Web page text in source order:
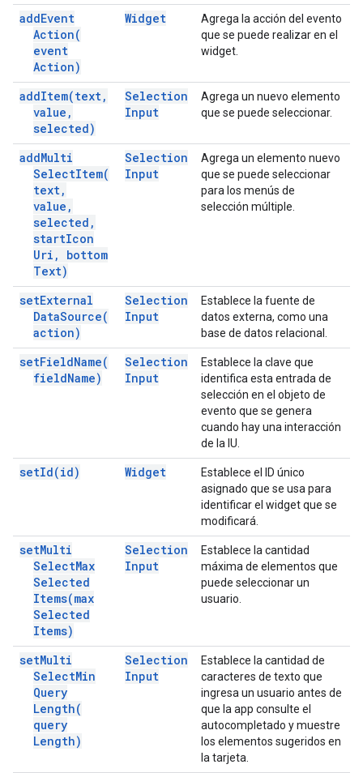
addEvent
Action(
event
Action)
Widget
Agrega la acción del evento
que se puede realizar en el
widget.
addItem(text,
value ,
selected)
Selection
Input
Agrega un nuevo elemento
que se puede seleccionar.
addMulti
SelectItem(
text,
value ,
selected ,
startIcon
Uri ,
bottom
Text)
Selection
Input
Agrega un elemento nuevo
que se puede seleccionar
para los menús de
selección múltiple.
setExternal
DataSource(
action)
Selection
Input
Establece la fuente de
datos externa, como una
base de datos relacional.
setFieldName(
fieldName)
Selection
Input
Establece la clave que
identifica esta entrada de
selección en el objeto de
evento que se genera
cuando hay una interacción
de la IU.
setId(id) Widget
Establece el ID único
asignado que se usa para
identificar el widget que se
modificará.
setMulti
SelectMax
Selected
Items(max
Selected
Items)
Selection
Input
Establece la cantidad
máxima de elementos que
puede seleccionar un
usuario.
setMulti
SelectMin
Query
Length(
query
Length)
Selection
Input
Establece la cantidad de
caracteres de texto que
ingresa un usuario antes de
que la app consulte el
autocompletado y muestre
los elementos sugeridos en
la tarjeta.